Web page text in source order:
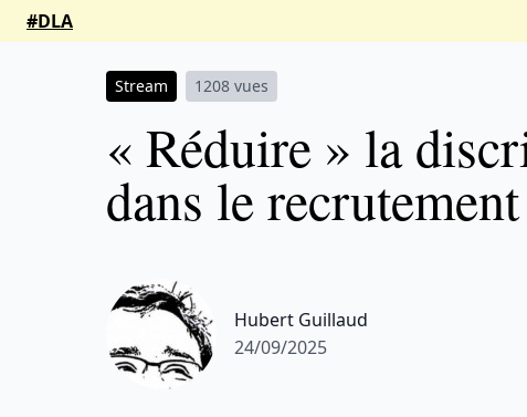
#DLA
Stream 1208 vues
« Réduire » la
dans le
Hubert Guillaud
24/09/2025